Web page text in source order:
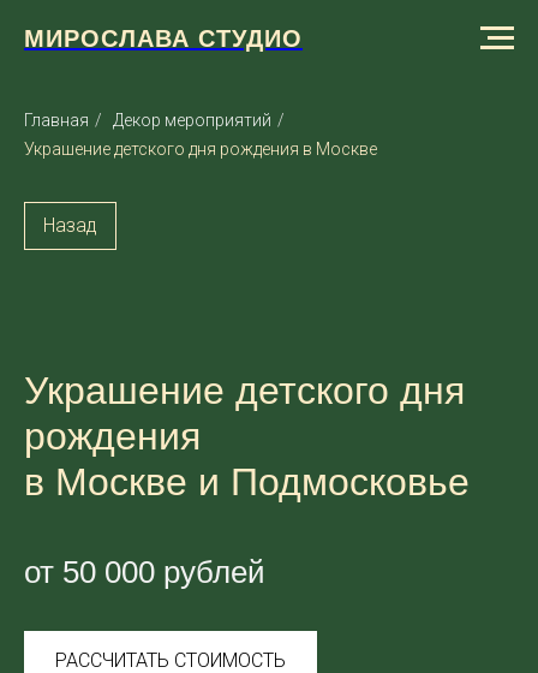
МИРОСЛАВА СТУДИО
Главная / Декор мероприятий /
Украшение детского дня рождения в Москве
Назад
Украшение детского дня
рождения
в Москве и Подмосковье
от 50 000 рублей
РАССЧИТАТЬ СТОИМОСТЬ